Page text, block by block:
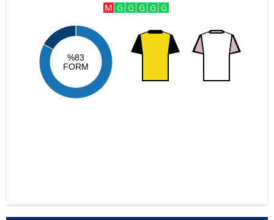
M G G G G G
%83
FORM